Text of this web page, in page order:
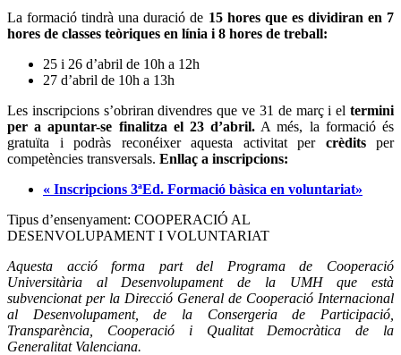
La formació tindrà una duració de 15 hores que es dividiran en 7
hores de classes teòriques en línia i 8 hores de treball:
25 i 26 d’abril de 10h a 12h
27 d’abril de 10h a 13h
Les inscripcions s’obriran divendres que ve 31 de març i el termini
per a apuntar-se finalitza el 23 d’abril. A més, la formació és
gratuïta i podràs reconéixer aquesta activitat per crèditsper
competències transversals. Enllaç a inscripcions:
« Inscripcions 3ªEd. Formació bàsica en voluntariat»
Tipus d’ensenyament: COOPERACIÓ AL
DESENVOLUPAMENT I VOLUNTARIAT
Aquesta acció forma part del Programa de Cooperació
Universitària al Desenvolupament de la UMH que està
subvencionat per la Direcció General de Cooperació Internacional
al Desenvolupament, de la Consergeria de Participació,
Transparència, Cooperació i Qualitat Democràtica de la
Generalitat Valenciana.